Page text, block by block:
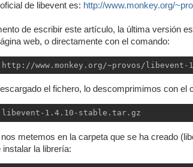
de libevent es: http://www.monkey.org/
de escribir este artículo, la última versión
web, o directamente con el comando:
www.monkey.org/~provos/
el fichero, lo descomprimimos con el
1.4.10-stable.tar.gz
metemos en la carpeta que se ha creado
instalar la librería: